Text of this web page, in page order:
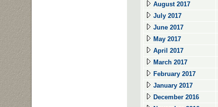
August 2017
July 2017
June 2017
May 2017
April 2017
March 2017
February 2017
January 2017
December 2016